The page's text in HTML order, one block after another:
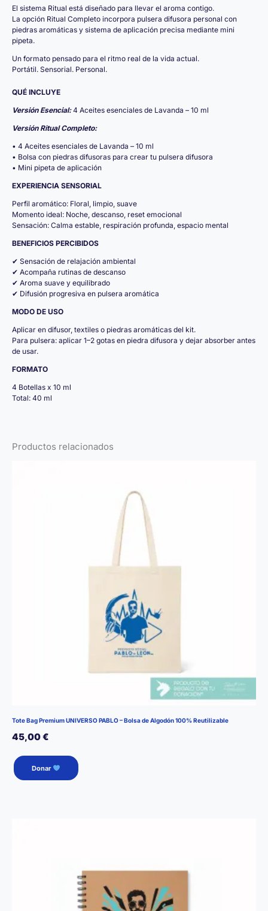
El sistema Ritual está diseñado para llevar el aroma contigo.
La opción Ritual Completo incorpora pulsera difusora personal con
piedras aromáticas y sistema de aplicación precisa mediante mini
pipeta.
Un formato pensado para el ritmo real de la vida actual.
Portátil. Sensorial. Personal.
QUÉ INCLUYE
Versión Esencial:4 Aceites esenciales de Lavanda – 10 ml
Versión Ritual Completo:
• 4 Aceites esenciales de Lavanda – 10 ml
• Bolsa con piedras difusoras para crear tu pulsera difusora
• Mini pipeta de aplicación
EXPERIENCIA SENSORIAL
Perfil aromático: Floral, limpio, suave
Momento ideal: Noche, descanso, reset emocional
Sensación: Calma estable, respiración profunda, espacio mental
BENEFICIOS PERCIBIDOS
✔ Sensación de relajación ambiental
✔ Acompaña rutinas de descanso
✔ Aroma suave y equilibrado
✔ Difusión progresiva en pulsera aromática
MODO DE USO
Aplicar en difusor, textiles o piedras aromáticas del kit.
Para pulsera: aplicar 1–2 gotas en piedra difusora y dejar absorber antes
de usar.
FORMATO
4 Botellas x 10 ml
Total: 40 ml
Productos relacionados
Tote Bag Premium UNIVERSO PABLO – Bolsa de Algodón 100% Reutilizable
45,00€
Donar